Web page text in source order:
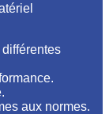
aux normes.